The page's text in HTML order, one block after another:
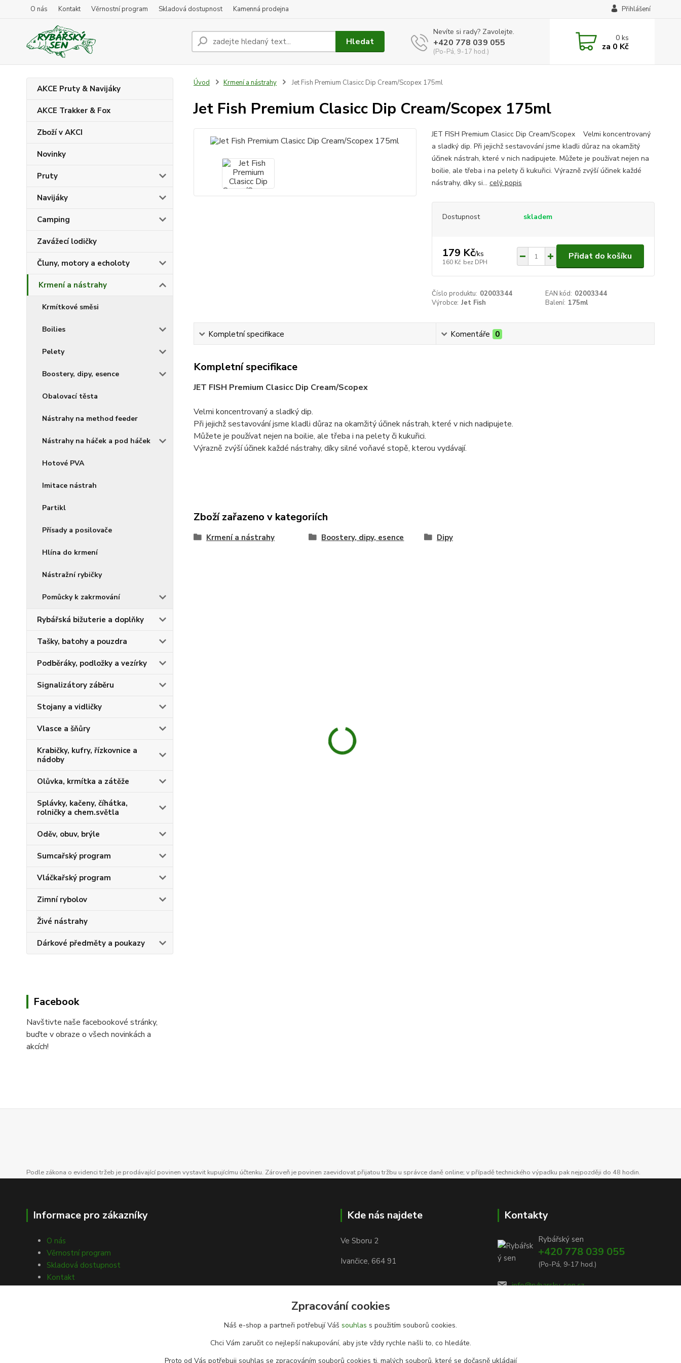
O nás Kontakt Věrnostní program Skladová dostupnost Kamenná prodejna Přihlášení
Hledat
Nevíte si rady? Zavolejte.
+420 778 039 055
(Po-Pá, 9-17 hod.)
0ks
za 0 Kč
AKCE Pruty & Navijáky
AKCE Trakker & Fox
Zboží v AKCI
Novinky
Pruty
Navijáky
Camping
Zavážecí lodičky
Čluny, motory a echoloty
Krmení a nástrahy
Krmítkové směsi
Boilies
Pelety
Boostery, dipy, esence
Obalovací těsta
Nástrahy na method feeder
Nástrahy na háček a pod háček
Hotové PVA
Imitace nástrah
Partikl
Přísady a posilovače
Hlína do krmení
Nástražní rybičky
Pomůcky k zakrmování
Rybářská bižuterie a doplňky
Tašky, batohy a pouzdra
Podběráky, podložky a vezírky
Signalizátory záběru
Stojany a vidličky
Vlasce a šňůry
Krabičky, kufry, řízkovnice a
nádoby
Olůvka, krmítka a zátěže
Splávky, kačeny, číhátka,
rolničky a chem.světla
Oděv, obuv, brýle
Sumcařský program
Vláčkařský program
Zimní rybolov
Živé nástrahy
Dárkové předměty a poukazy
Facebook
Navštivte naše facebookové stránky,
buďte v obraze o všech novinkách a
akcích!
Úvod Krmení a nástrahy Jet Fish Premium Clasicc Dip Cream/Scopex 175ml
Jet Fish Premium Clasicc Dip Cream/Scopex 175ml
JET FISH Premium Clasicc Dip Cream/Scopex Velmi koncentrovaný
a sladký dip. Při jejichž sestavování jsme kladli důraz na okamžitý
účinek nástrah, které v nich nadipujete. Můžete je používat nejen na
boilie, ale třeba i na pelety či kukuřici. Výrazně zvýší účinek každé
nástrahy, díky si... celý popis
Dostupnost skladem
179 Kč/ks
160 Kč bez DPH
Přidat do košíku
Číslo produktu: 02003344 EAN kód: 02003344
Výrobce: Jet Fish Balení: 175ml
Kompletní specifikace Komentáře 0
Kompletní specifikace
JET FISH Premium Clasicc Dip Cream/Scopex
Velmi koncentrovaný a sladký dip.
Při jejichž sestavování jsme kladli důraz na okamžitý účinek nástrah, které v nich nadipujete.
Můžete je používat nejen na boilie, ale třeba i na pelety či kukuřici.
Výrazně zvýší účinek každé nástrahy, díky silné voňavé stopě, kterou vydávají.
Zboží zařazeno v kategoriích
Krmení a nástrahy Boostery, dipy, esence Dipy
Podle zákona o evidenci tržeb je prodávající povinen vystavit kupujícímu účtenku. Zároveň je povinen zaevidovat přijatou tržbu u správce daně online; v případě technického výpadku pak nejpozději do 48 hodin.
Informace pro zákazníky
O nás
Věrnostní program
Skladová dostupnost
Kontakt
Kde nás najdete
Ve Sboru 2
Ivančice, 664 91
Kontakty
Rybářský sen
+420 778 039 055
(Po-Pá, 9-17 hod.)
info@rybarsky-sen.cz
Zpracování cookies
Náš e-shop a partneři potřebují Váš souhlas s použitím souborů cookies.
Chci Vám zaručit co nejlepší nakupování, aby jste vždy rychle našli to, co hledáte.
Proto od Vás potřebuji souhlas se zpracováním souborů cookies tj. malých souborů, které se dočasně ukládají